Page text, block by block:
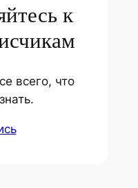
к
всего, что